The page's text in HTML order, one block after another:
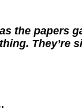
the papers
They’re